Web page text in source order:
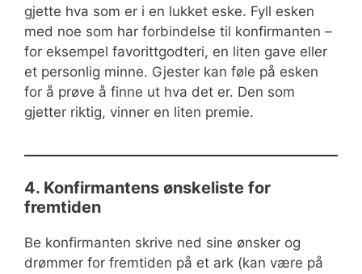
gjette hva som er i en lukket eske. Fyll esken
med noe som har forbindelse til konfirmanten –
for eksempel favorittgodteri, en liten gave eller
et personlig minne. Gjester kan føle på esken
for å prøve å finne ut hva det er. Den som
gjetter riktig, vinner en liten premie.
4. Konfirmantens ønskeliste for
fremtiden
Be konfirmanten skrive ned sine ønsker og
drømmer for fremtiden på et ark (kan være på